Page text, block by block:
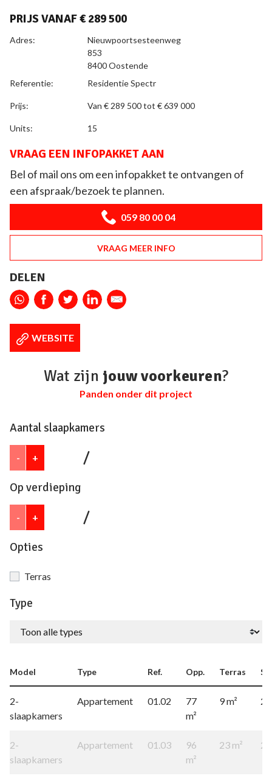
PRIJS VANAF € 289 500
ALGEMEEN
Adres:
Nieuwpoortsesteenweg
853
8400 Oostende
Referentie: Residentie Spectr
Prijs: Van € 289 500 tot € 639 000
Units: 15
VRAAG EEN INFOPAKKET AAN
Bel of mail ons om een infopakket te ontvangen of
een afspraak/bezoek te plannen.
059 80 00 04
VRAAG MEER INFO
DELEN
WEBSITE
Wat zijn jouw voorkeuren?
Panden onder dit project
Aantal slaapkamers
- + /
Op verdieping
- + /
Opties
Terras
Type
Model Type Ref. Opp. Terras
2-
slaapkamers
Appartement 01.02
77
m²
9 m² 2
2-
slaapkamers
Appartement 01.03
96
m²
23 m² 2